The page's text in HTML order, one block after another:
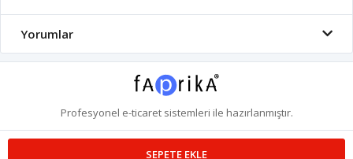
SEPETE EKLE
Yorumlar
Profesyonel e-ticaretsistemleri ile hazırlanmıştır.